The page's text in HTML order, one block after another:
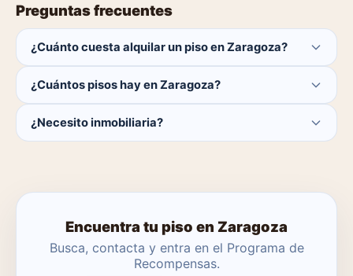
Preguntas frecuentes
¿Cuánto cuesta alquilar un piso en Zaragoza?
¿Cuántos pisos hay en Zaragoza?
catálogo se actualiza a diario.
¿Necesito inmobiliaria?
Encuentra tu piso en Zaragoza
Busca, contacta y entra en el Programa de
Recompensas.